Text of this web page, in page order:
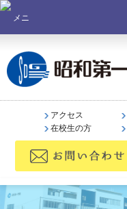
アクセス
在校生の方